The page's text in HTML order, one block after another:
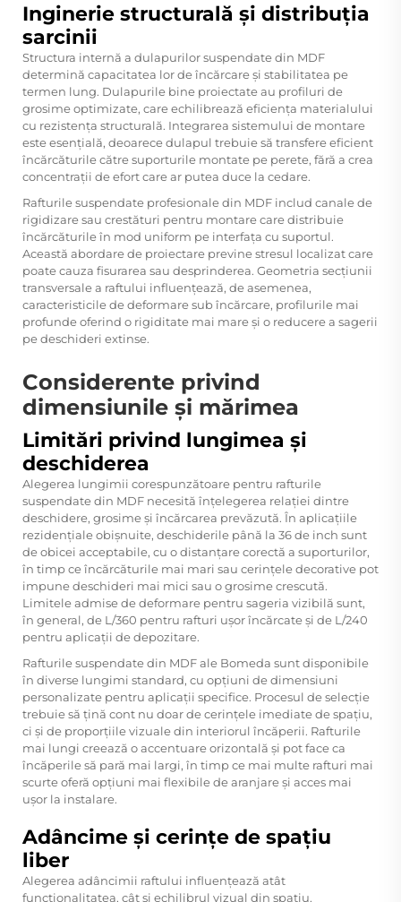
Inginerie structurală și distribuția
sarcinii
Structura internă a dulapurilor suspendate din MDF
determină capacitatea lor de încărcare și stabilitatea pe
termen lung. Dulapurile bine proiectate au profiluri de
grosime optimizate, care echilibrează eficiența materialului
cu rezistența structurală. Integrarea sistemului de montare
este esențială, deoarece dulapul trebuie să transfere eficient
încărcăturile către suporturile montate pe perete, fără a crea
concentrații de efort care ar putea duce la cedare.
Rafturile suspendate profesionale din MDF includ canale de
rigidizare sau crestături pentru montare care distribuie
încărcăturile în mod uniform pe interfața cu suportul.
Această abordare de proiectare previne stresul localizat care
poate cauza fisurarea sau desprinderea. Geometria secțiunii
transversale a raftului influențează, de asemenea,
caracteristicile de deformare sub încărcare, profilurile mai
profunde oferind o rigiditate mai mare și o reducere a sagerii
pe deschideri extinse.
Considerente privind
dimensiunile și mărimea
Limitări privind lungimea și
deschiderea
Alegerea lungimii corespunzătoare pentru rafturile
suspendate din MDF necesită înțelegerea relației dintre
deschidere, grosime și încărcarea prevăzută. În aplicațiile
rezidențiale obișnuite, deschiderile până la 36 de inch sunt
de obicei acceptabile, cu o distanțare corectă a suporturilor,
în timp ce încărcăturile mai mari sau cerințele decorative pot
impune deschideri mai mici sau o grosime crescută.
Limitele admise de deformare pentru sageria vizibilă sunt,
în general, de L/360 pentru rafturi ușor încărcate și de L/240
pentru aplicații de depozitare.
Rafturile suspendate din MDF ale Bomeda sunt disponibile
în diverse lungimi standard, cu opțiuni de dimensiuni
personalizate pentru aplicații specifice. Procesul de selecție
trebuie să țină cont nu doar de cerințele imediate de spațiu,
ci și de proporțiile vizuale din interiorul încăperii. Rafturile
mai lungi creează o accentuare orizontală și pot face ca
încăperile să pară mai largi, în timp ce mai multe rafturi mai
scurte oferă opțiuni mai flexibile de aranjare și acces mai
ușor la instalare.
Adâncime și cerințe de spațiu
liber
Alegerea adâncimii raftului influențează atât
funcționalitatea, cât și echilibrul vizual din spațiu.